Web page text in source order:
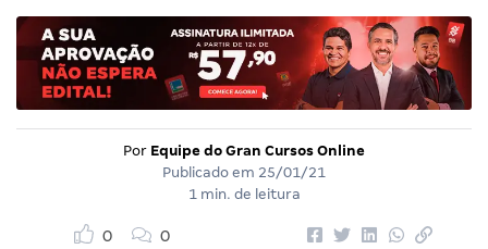
Por Equipe do Gran Cursos Online
Publicado em 25/01/21
1 min. de leitura
0 0